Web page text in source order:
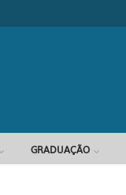
GRADUAÇÃO